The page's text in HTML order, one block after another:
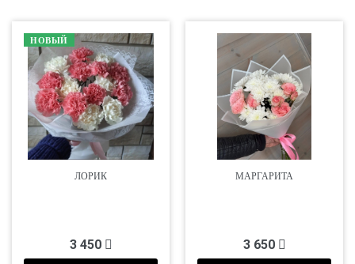
НОВЫЙ
ЛОРИК
3 450
МАРГАРИТА
3 650